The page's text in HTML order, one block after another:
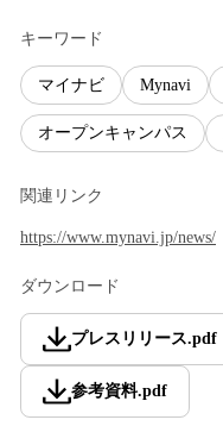
キーワード
マイナビ Mynavi
オープンキャンパス
関連リンク
https://www.mynavi.jp/news/
ダウンロード
プレスリリース.pdf
参考資料.pdf